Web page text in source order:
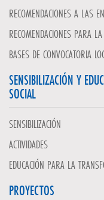
RECOMENDACIONES A LAS
RECOMENDACIONES PARA
BASES DE CONVOCATORIA
SENSIBILIZACIÓN Y
SOCIAL
SENSIBILIZACIÓN
ACTIVIDADES
EDUCACIÓN PARA LA
PROYECTOS